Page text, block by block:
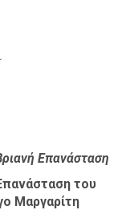
Επανάσταση
του
Μαργαρίτη